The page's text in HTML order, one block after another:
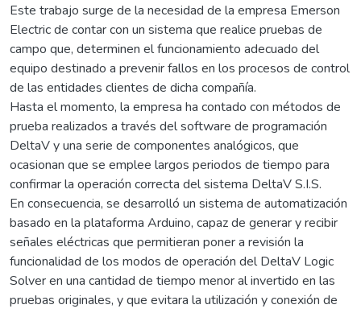
Este trabajo surge de la necesidad de la empresa Emerson
Electric de contar con un sistema que realice pruebas de
campo que, determinen el funcionamiento adecuado del
equipo destinado a prevenir fallos en los procesos de control
de las entidades clientes de dicha compañía.
Hasta el momento, la empresa ha contado con métodos de
prueba realizados a través del software de programación
DeltaV y una serie de componentes analógicos, que
ocasionan que se emplee largos periodos de tiempo para
confirmar la operación correcta del sistema DeltaV S.I.S.
En consecuencia, se desarrolló un sistema de automatización
basado en la plataforma Arduino, capaz de generar y recibir
señales eléctricas que permitieran poner a revisión la
funcionalidad de los modos de operación del DeltaV Logic
Solver en una cantidad de tiempo menor al invertido en las
pruebas originales, y que evitara la utilización y conexión de